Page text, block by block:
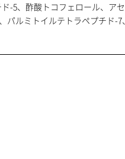
-5、酢酸トコフェロール、ア
パルミトイルテトラペプチド-7